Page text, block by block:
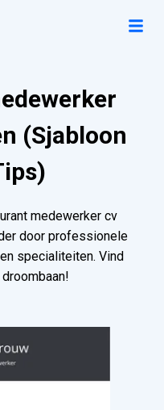
(Sjabloon
medewerker cv
door professionele
specialiteiten. Vind